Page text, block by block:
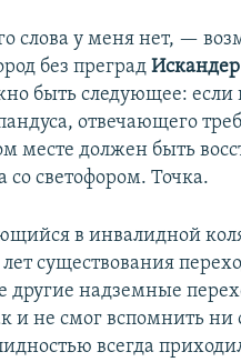
слова у меня нет, —
без преградИскандер
быть следующее:
отвечающего
месте должен быть
светофором. Точка.
в инвалидной
лет существования
другие надземные
и не смог вспомнить ни
всегда